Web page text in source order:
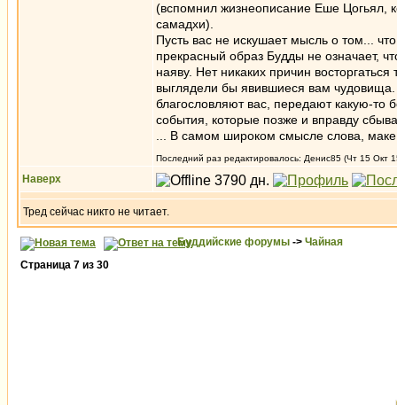
(вспомнил жизнеописание Еше Цогьял,
самадхи).
Пусть вас не искушает мысль о том...
прекрасный образ Будды не означает,
наяву. Нет никаких причин
выглядели бы явившиеся вам
благословляют вас, передают какую-
события, которые позже и вправду
... В самом широком смысле слова,
Последний раз редактировалось: Денис85 (Чт 15 Окт
Наверх
Тред сейчас никто не читает.
Буддийские форумы -> Чайная
Страница 7 из 30